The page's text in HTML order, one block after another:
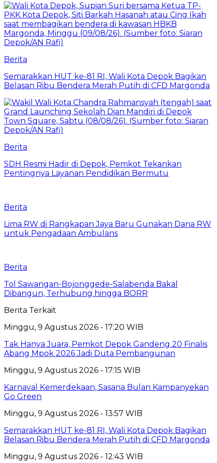
Berita
Semarakkan HUT ke-81 RI, Wali Kota Depok Bagikan
Belasan Ribu Bendera Merah Putih di CFD Margonda
Berita
SDH Resmi Hadir di Depok, Pemkot Tekankan
Pentingnya Layanan Pendidikan Bermutu
Berita
Lima RW di Rangkapan Jaya Baru Gunakan Dana RW
untuk Pengadaan Ambulans
Berita
Tol Sawangan-Bojonggede-Salabenda Bakal
Dibangun, Terhubung hingga BORR
Berita Terkait
Minggu, 9 Agustus 2026 - 17:20 WIB
Tak Hanya Juara, Pemkot Depok Gandeng 20 Finalis
Abang Mpok 2026 Jadi Duta Pembangunan
Minggu, 9 Agustus 2026 - 17:15 WIB
Karnaval Kemerdekaan, Sasana Bulan Kampanyekan
Go Green
Minggu, 9 Agustus 2026 - 13:57 WIB
Semarakkan HUT ke-81 RI, Wali Kota Depok Bagikan
Belasan Ribu Bendera Merah Putih di CFD Margonda
Minggu, 9 Agustus 2026 - 12:43 WIB